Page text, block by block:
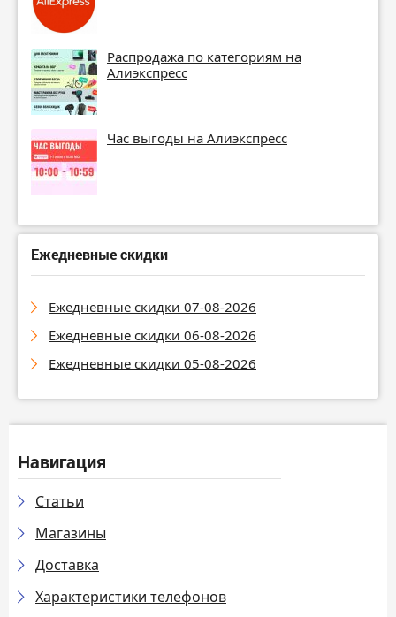
Распродажа по категориям на
Алиэкспресс
Час выгоды на Алиэкспресс
Ежедневные скидки
Ежедневные скидки 07-08-2026
Ежедневные скидки 06-08-2026
Ежедневные скидки 05-08-2026
Навигация
Статьи
Магазины
Доставка
Характеристики телефонов